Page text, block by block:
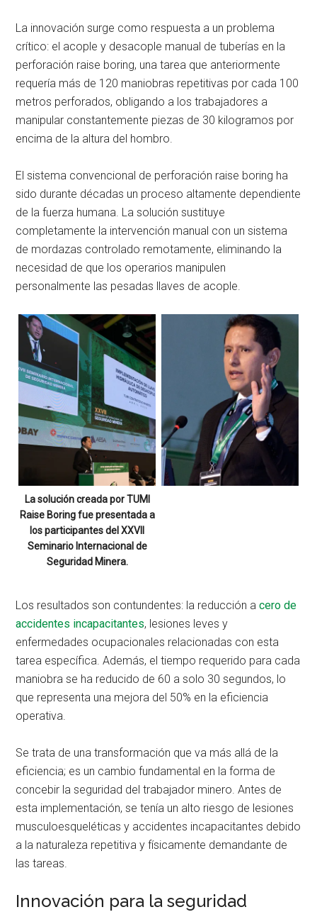
La innovación surge como respuesta a un problema
crítico: el acople y desacople manual de tuberías en la
perforación raise boring, una tarea que anteriormente
requería más de 120 maniobras repetitivas por cada 100
metros perforados, obligando a los trabajadores a
manipular constantemente piezas de 30 kilogramos por
encima de la altura del hombro.
El sistema convencional de perforación raise boring ha
sido durante décadas un proceso altamente dependiente
de la fuerza humana. La solución sustituye
completamente la intervención manual con un sistema
de mordazas controlado remotamente, eliminando la
necesidad de que los operarios manipulen
personalmente las pesadas llaves de acople.
La solución creada por TUMI
Raise Boring fue presentada a
los participantes del XXVII
Seminario Internacional de
Seguridad Minera.
Los resultados son contundentes: la reducción acero de
accidentes incapacitantes, lesiones leves y
enfermedades ocupacionales relacionadas con esta
tarea específica. Además, el tiempo requerido para cada
maniobra se ha reducido de 60 a solo 30 segundos, lo
que representa una mejora del 50% en la eficiencia
operativa.
Se trata de una transformación que va más allá de la
eficiencia; es un cambio fundamental en la forma de
concebir la seguridad del trabajador minero. Antes de
esta implementación, se tenía un alto riesgo de lesiones
musculoesqueléticas y accidentes incapacitantes debido
a la naturaleza repetitiva y físicamente demandante de
las tareas.
Innovación para la seguridad